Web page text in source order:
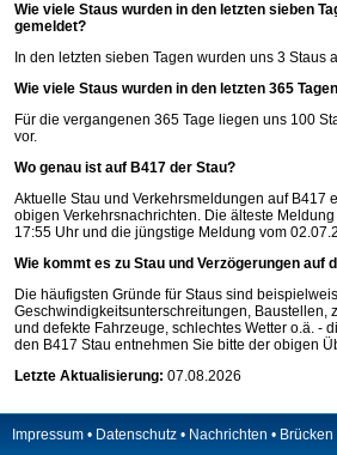
Wie viele Staus wurden in den letzten sieben
gemeldet?
In den letzten sieben Tagen wurden uns 3 Staus
Wie viele Staus wurden in den letzten 365
Für die vergangenen 365 Tage liegen uns 100
vor.
Wo genau ist auf B417 der Stau?
Aktuelle Stau und Verkehrsmeldungen auf B417
obigen Verkehrsnachrichten. Die älteste
17:55 Uhr und die jüngstige Meldung vom
Wie kommt es zu Stau und Verzögerungen auf
Die häufigsten Gründe für Staus sind
Geschwindigkeitsunterschreitungen, Baustellen,
und defekte Fahrzeuge, schlechtes Wetter o.ä. -
den B417 Stau entnehmen Sie bitte der obigen
Letzte Aktualisierung: 07.08.2026
Impressum • Datenschutz • Nachrichten • Brücken